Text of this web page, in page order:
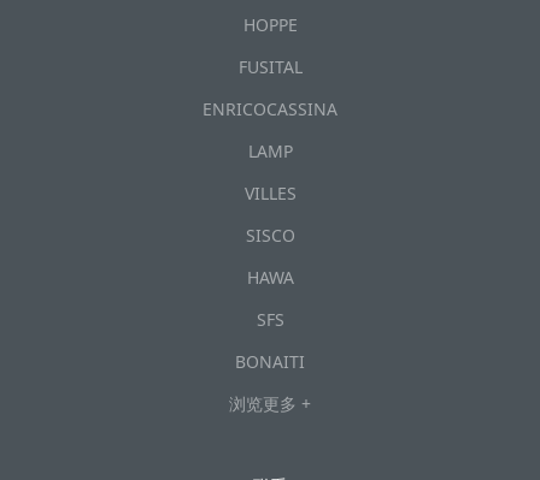
HOPPE
FUSITAL
ENRICOCASSINA
LAMP
VILLES
SISCO
HAWA
SFS
BONAITI
浏览更多 +